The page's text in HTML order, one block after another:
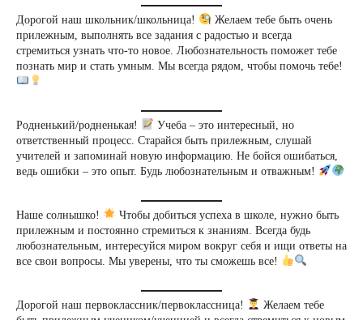
Дорогой наш школьник/школьница!
Желаем тебе быть очень
прилежным, выполнять все задания с радостью и всегда
стремиться узнать что-то новое. Любознательность поможет тебе
познать мир и стать умным. Мы всегда рядом, чтобы помочь тебе!
Родненький/родненькая!
Учеба – это интересный, но
ответственный процесс. Старайся быть прилежным, слушай
учителей и запоминай новую информацию. Не бойся ошибаться,
ведь ошибки – это опыт. Будь любознательным и отважным!
Наше солнышко!
Чтобы добиться успеха в школе, нужно быть
прилежным и постоянно стремиться к знаниям. Всегда будь
любознательным, интересуйся миром вокруг себя и ищи ответы на
все свои вопросы. Мы уверены, что ты сможешь все!
Дорогой наш первоклассник/первоклассница!
Желаем тебе